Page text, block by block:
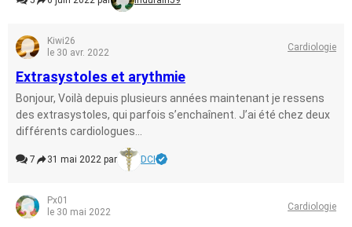
Kiwi26
le 30 avr. 2022
Cardiologie
Extrasystoles et arythmie
Bonjour, Voilà depuis plusieurs années maintenant je ressens
des extrasystoles, qui parfois s’enchaînent. J’ai été chez deux
différents cardiologues...
7 31 mai 2022 par DCI
Px01
le 30 mai 2022
Cardiologie